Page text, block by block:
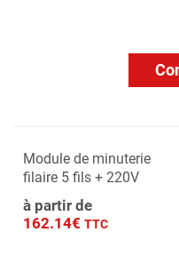
Module de minuterie
filaire 5 fils + 220V
à partir de
162.14€ TTC